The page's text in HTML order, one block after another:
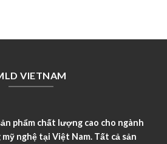
VIETNAM
phẩm chất lượng cao cho ngành
nghệ tại Việt Nam. Tất cả sản